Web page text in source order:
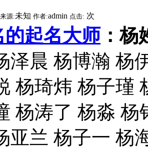
来源:未知 作者:admin 点击: 次
起名大师 ：
泽晨 杨博瀚 杨
杨琦炜 杨子瑾
杨涛了 杨淼
亚兰 杨子一 杨